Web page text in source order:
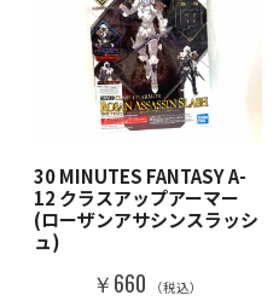
30 MINUTES FANTASY A-
12 クラスアップアーマー
(ローザンアサシンスラッシ
ュ)
￥660 （税込）